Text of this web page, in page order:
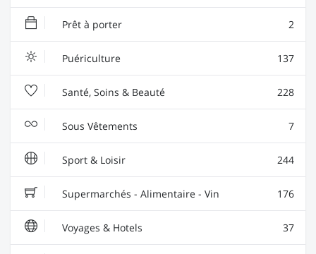
Prêt à porter 2
Puériculture 137
Santé, Soins & Beauté 228
Sous Vêtements 7
Sport & Loisir 244
Supermarchés - Alimentaire - Vin 176
Voyages & Hotels 37